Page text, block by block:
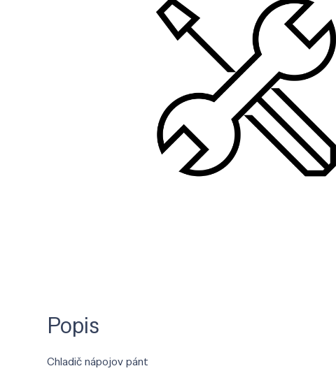
Popis
Chladič nápojov pánt